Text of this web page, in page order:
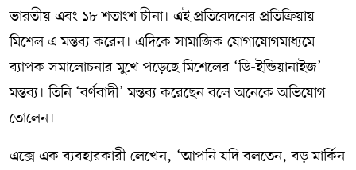
ভারতীয় এবং ১৮ শতাংশ চীনা। এই প্রতিবেদনের প্রতিক্রিয়ায়
মিশেল এ মন্তব্য করেন। এদিকে সামাজিক যোগাযোগমাধ্যমে
ব্যাপক সমালোচনার মুখে পড়েছে মিশেলের ‘ডি-ইন্ডিয়ানাইজ’
মন্তব্য। তিনি ‘বর্ণবাদী’ মন্তব্য করেছেন বলে অনেকে অভিযোগ
তোলেন।
এক্সে এক ব্যবহারকারী লেখেন, ‘আপনি যদি বলতেন, বড় মার্কিন